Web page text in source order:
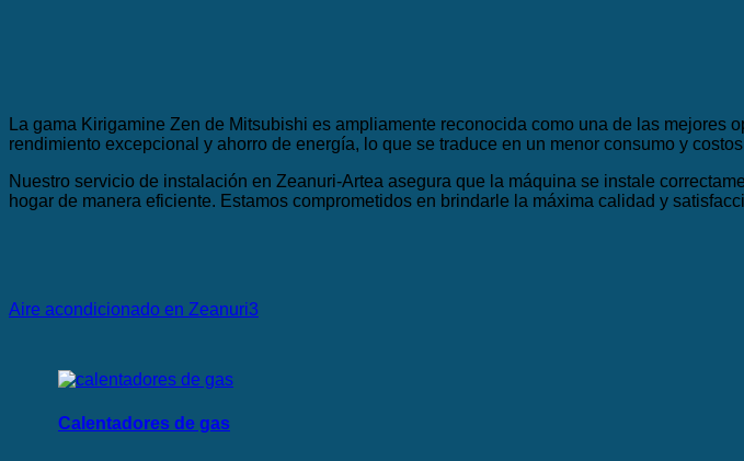
Calentadores de gas
Aire acondicionado en Zeanuri3
La gama Kirigamine Zen de Mitsubishi es ampliamente reconocida como una de las
rendimiento excepcional y ahorro de energía, lo que se traduce en un menor consumo y
Nuestro servicio de instalación en Zeanuri-Artea asegura que la máquina se instale
hogar de manera eficiente. Estamos comprometidos en brindarle la máxima calidad y